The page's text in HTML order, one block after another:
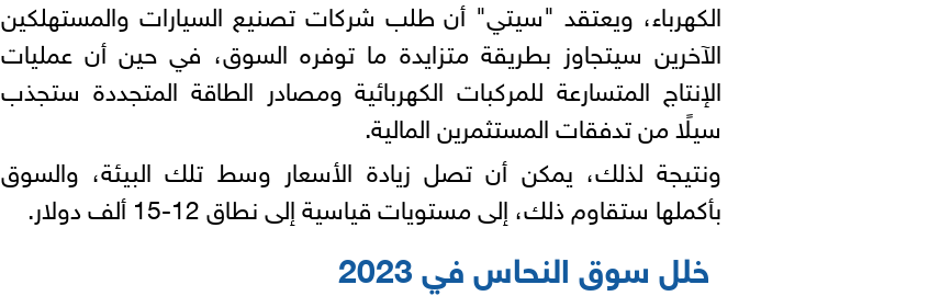
الكهرباء، ويعتقد "سيتي" أن طلب شركات تصنيع السيارات والمستهلكين
الآخرين سيتجاوز بطريقة متزايدة ما توفره السوق، في حين أن عمليات
الإنتاج المتسارعة للمركبات الكهربائية ومصادر الطاقة المتجددة ستجذب
سيلًا من تدفقات المستثمرين المالية.
ونتيجة لذلك، يمكن أن تصل زيادة الأسعار وسط تلك البيئة، والسوق
بأكملها ستقاوم ذلك، إلى مستويات قياسية إلى نطاق 12-15 ألف دولار.
خلل سوق النحاس في 2023